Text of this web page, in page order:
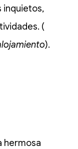
inquietos,
(
).
hermosa